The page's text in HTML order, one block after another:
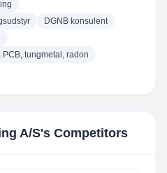
DGNB konsulent
tungmetal, radon
A/S's Competitors